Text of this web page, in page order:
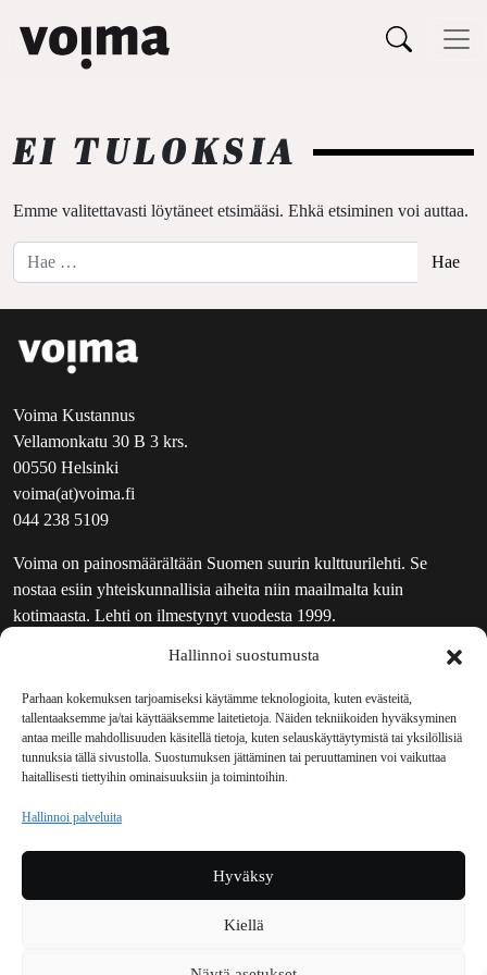
Hallinnoi suostumusta
Parhaan kokemuksen tarjoamiseksi käytämme teknologioita, kuten evästeitä,
tallentaaksemme ja/tai käyttääksemme laitetietoja. Näiden tekniikoiden hyväksyminen
antaa meille mahdollisuuden käsitellä tietoja, kuten selauskäyttäytymistä tai yksilöllisiä
tunnuksia tällä sivustolla. Suostumuksen jättäminen tai peruuttaminen voi vaikuttaa
haitallisesti tiettyihin ominaisuuksiin ja toimintoihin.
Hallinnoi palveluita
Hyväksy
Kiellä
Päävalikko
EI TULOKSIA
Emme valitettavasti löytäneet etsimääsi. Ehkä etsiminen voi auttaa.
Hae:
Voima Kustannus
Vellamonkatu 30 B 3 krs.
00550 Helsinki
voima(at)voima.fi
044 238 5109
Voima on painosmäärältään Suomen suurin kulttuurilehti. Se
nostaa esiin yhteiskunnallisia aiheita niin maailmalta kuin
kotimaasta. Lehti on ilmestynyt vuodesta 1999.
UUTISKIRJE
MAINOSTAJILLE
VASTAMAINOKSET
JAKELUPAIKAT
REKISTERISELOSTE
TILAUKSEN PERUUTUSPYYNTÖ
TILAUSOHJEET JA -EHDOT